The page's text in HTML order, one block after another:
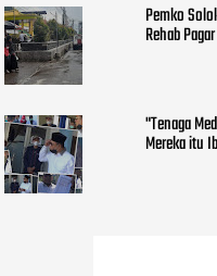
Pemko
Rehab
"Tenaga
Mereka itu